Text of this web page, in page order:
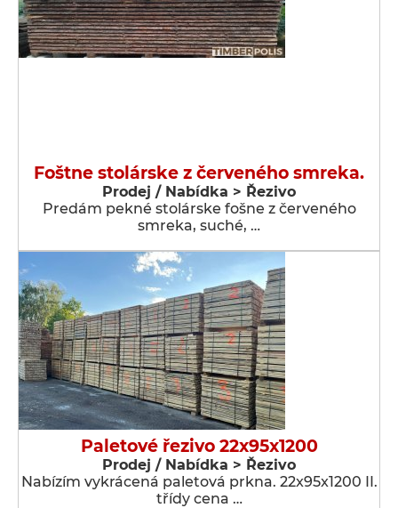
Foštne stolárske z červeného smreka.
Prodej / Nabídka > Řezivo
Predám pekné stolárske fošne z červeného
smreka, suché, …
Paletové řezivo 22x95x1200
Prodej / Nabídka > Řezivo
Nabízím vykrácená paletová prkna. 22x95x1200 II.
třídy cena …